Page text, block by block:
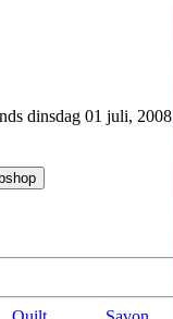
dinsdag 01 juli, 2008